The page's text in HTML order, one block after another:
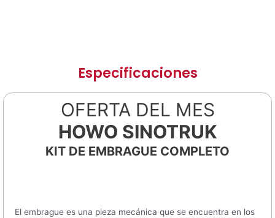
Especificaciones
OFERTA DEL MES
HOWO SINOTRUK
KIT DE EMBRAGUE COMPLETO
El embrague es una pieza mecánica que se encuentra en los